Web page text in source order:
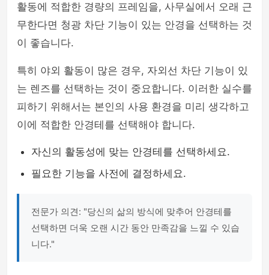
활동에 적합한 경량의 프레임을, 사무실에서 오래 근
무한다면 청광 차단 기능이 있는 안경을 선택하는 것
이 좋습니다.
특히 야외 활동이 많은 경우, 자외선 차단 기능이 있
는 렌즈를 선택하는 것이 중요합니다. 이러한 실수를
피하기 위해서는 본인의 사용 환경을 미리 생각하고
이에 적합한 안경테를 선택해야 합니다.
자신의 활동성에 맞는 안경테를 선택하세요.
필요한 기능을 사전에 결정하세요.
전문가 의견: "당신의 삶의 방식에 맞추어 안경테를
선택하면 더욱 오랜 시간 동안 만족감을 느낄 수 있습
니다."